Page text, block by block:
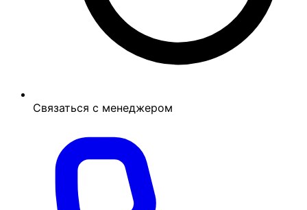
Связаться с менеджером